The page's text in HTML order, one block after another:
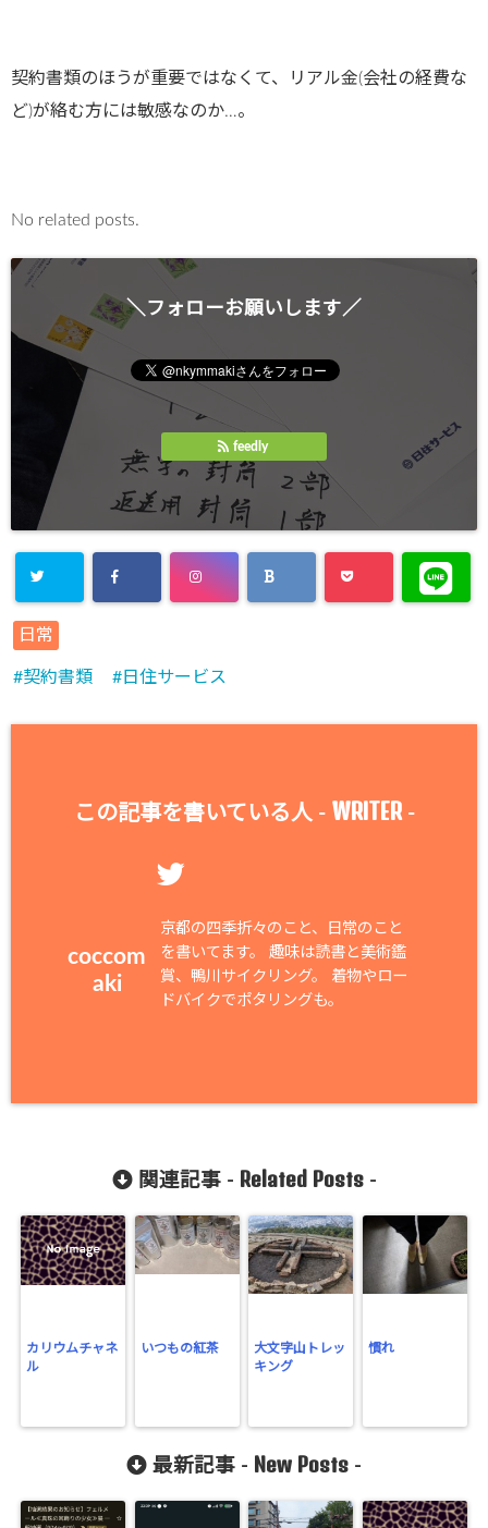
契約書類のほうが重要ではなくて、リアル金(会社の経費な
ど)が絡む方には敏感なのか…。
No related posts.
＼フォローお願いします／
feedly
日常
契約書類 日住サービス
この記事を書いている人 - WRITER-
coccom
aki
京都の四季折々のこと、日常のこと
を書いてます。 趣味は読書と美術鑑
賞、鴨川サイクリング。 着物やロー
ドバイクでポタリングも。
関連記事 - Related Posts-
カリウムチャネ
ル
いつもの紅茶
大文字山トレッ
キング
慣れ
最新記事 - New Posts -